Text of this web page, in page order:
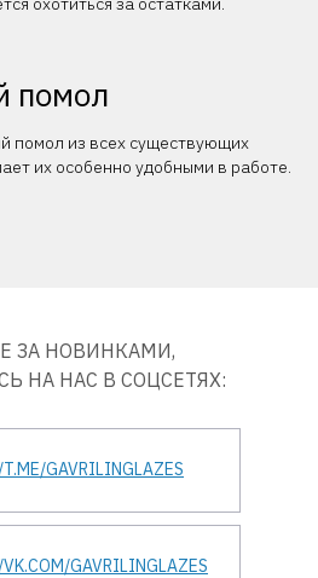
помол
помол из всех существующих
их особенно удобными в работе.
ЗА НОВИНКАМИ,
НА НАС В СОЦСЕТЯХ:
GAVRILINGLAZES
GAVRILINGLAZES